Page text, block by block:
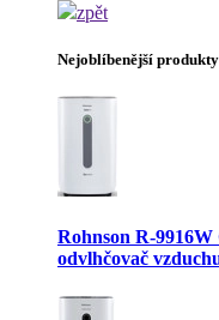
zpět
Nejoblíbenější produkty
Rohnson R-
odvlhčovač